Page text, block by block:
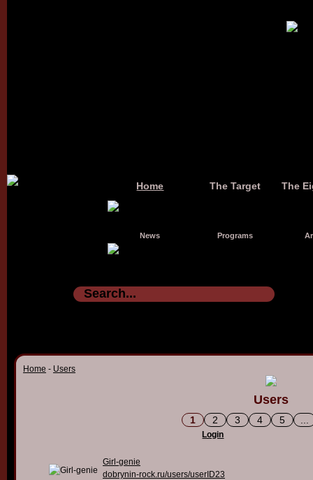
Home The Target The
News Programs
Home - Users
Users
1 2 3 4 5
Login
Girl-genie
dobrynin-rock.ru/users/userID23